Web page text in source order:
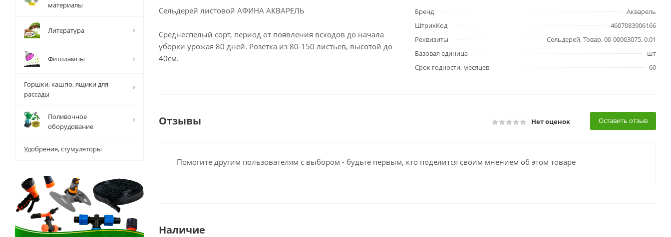
Сельдерей листовой АФИНА АКВАРЕЛЬ
Среднеспелый сорт, период от появления всходов до начала
уборки урожая 80 дней. Розетка из 80-150 листьев, высотой до
40см.
Бренд
Акварель
ШтрихКод
4607083906166
Реквизиты
Сельдерей, Товар, 00-00003075, 0.01
Базовая единица
шт
Срок годности, месяцев
60
Отзывы Нет оценок Оставить отзыв
Помогите другим пользователям с выбором - будьте первым, кто поделится своим мнением об этом товаре
Наличие
материалы
Литература
Фитолампы
Горшки, кашпо, ящики для
рассады
Поливочное
оборудование
Удобрения, стумуляторы